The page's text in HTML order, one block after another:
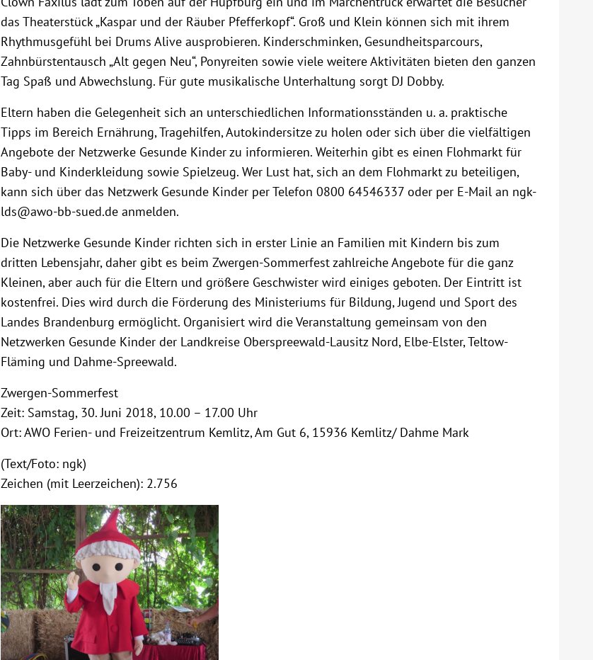
das Theaterstück „Kaspar und der Räuber Pfefferkopf“. Groß und Klein können sich mit ihrem
Rhythmusgefühl bei Drums Alive ausprobieren. Kinderschminken, Gesundheitsparcours,
Zahnbürstentausch „Alt gegen Neu“, Ponyreiten sowie viele weitere Aktivitäten bieten den ganzen
Tag Spaß und Abwechslung. Für gute musikalische Unterhaltung sorgt DJ Dobby.
Eltern haben die Gelegenheit sich an unterschiedlichen Informationsständen u. a. praktische
Tipps im Bereich Ernährung, Tragehilfen, Autokindersitze zu holen oder sich über die vielfältigen
Angebote der Netzwerke Gesunde Kinder zu informieren. Weiterhin gibt es einen Flohmarkt für
Baby- und Kinderkleidung sowie Spielzeug. Wer Lust hat, sich an dem Flohmarkt zu beteiligen,
kann sich über das Netzwerk Gesunde Kinder per Telefon 0800 64546337 oder per E-Mail an ngk-
lds@awo-bb-sued.de anmelden.
Die Netzwerke Gesunde Kinder richten sich in erster Linie an Familien mit Kindern bis zum
dritten Lebensjahr, daher gibt es beim Zwergen-Sommerfest zahlreiche Angebote für die ganz
Kleinen, aber auch für die Eltern und größere Geschwister wird einiges geboten. Der Eintritt ist
kostenfrei. Dies wird durch die Förderung des Ministeriums für Bildung, Jugend und Sport des
Landes Brandenburg ermöglicht. Organisiert wird die Veranstaltung gemeinsam von den
Netzwerken Gesunde Kinder der Landkreise Oberspreewald-Lausitz Nord, Elbe-Elster, Teltow-
Fläming und Dahme-Spreewald.
Zwergen-Sommerfest
Zeit: Samstag, 30. Juni 2018, 10.00 – 17.00 Uhr
Ort: AWO Ferien- und Freizeitzentrum Kemlitz, Am Gut 6, 15936 Kemlitz/ Dahme Mark
(Text/Foto: ngk)
Zeichen (mit Leerzeichen): 2.756